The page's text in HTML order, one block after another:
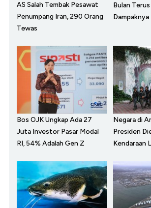
AS Salah Tembak Pesawat
Penumpang Iran, 290 Orang
Tewas
Bulan
Bos OJK Ungkap Ada 27
Juta Investor Pasar Modal
RI, 54% Adalah Gen Z
Negara di
Presiden
Kendaraan